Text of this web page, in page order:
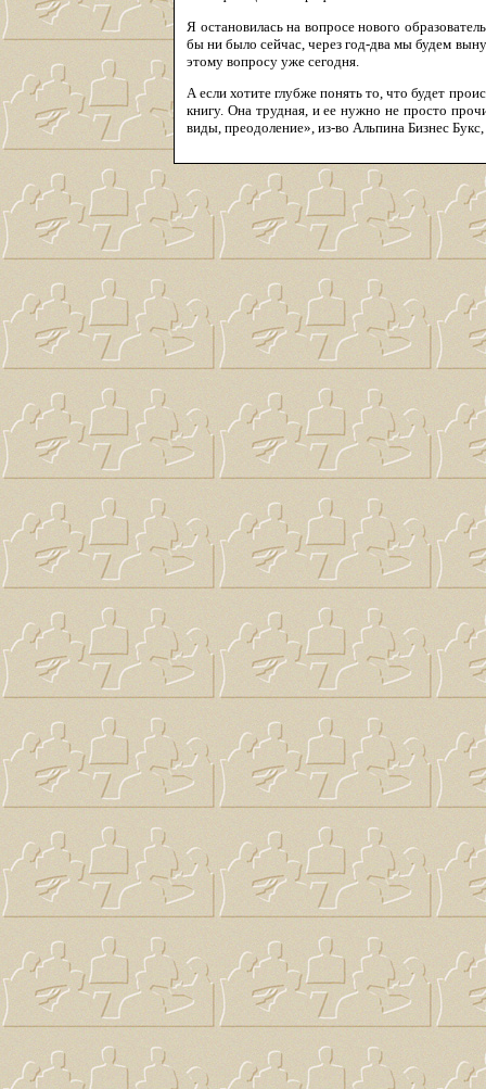
Я остановилась на вопросе нового
бы ни было сейчас, через год-два мы будем
этому вопросу уже сегодня.
А если хотите глубже понять то, что будет
книгу. Она трудная, и ее нужно не просто
виды, преодоление», из-во Альпина Бизнес Букс,